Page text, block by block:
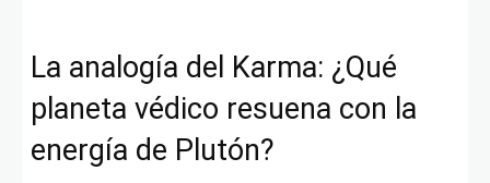
La analogía del Karma: ¿Qué
planeta védico resuena con la
energía de Plutón?